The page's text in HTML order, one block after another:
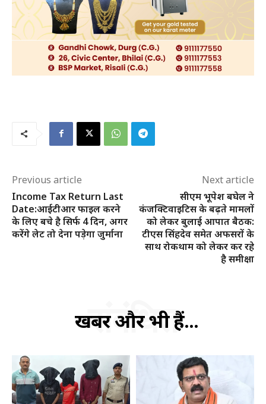
हमसे जुड़े
Previous article
Income Tax Return Last
Date:आईटीआर फाइल करने
के लिए बचे है सिर्फ 4 दिन, अगर
करेंगे लेट तो देना पड़ेगा जुर्माना
Next article
सीएम भूपेश बघेल ने
कंजक्टिवाइटिस के बढ़ते मामलों
को लेकर बुलाई आपात बैठक:
टीएस सिंहदेव समेत अफसरों के
साथ रोकथाम को लेकर कर रहे
है समीक्षा
खबरें और भी हैं...
संबंधित